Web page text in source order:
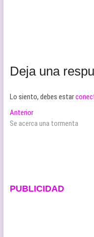
Deja una
Lo siento, debes estar
Navegación
de
AnteriorEntrada
anterior:
Se acerca una tormenta
PUBLICIDAD